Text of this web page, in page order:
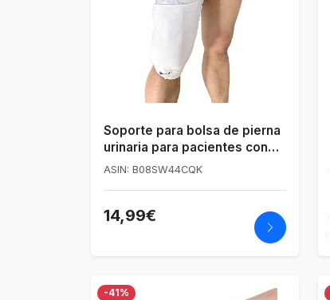
Soporte para bolsa de pierna
urinaria para pacientes con
incontinencia - Dispositivo de
ASIN: B08SW44CQK
14,99€
-41%